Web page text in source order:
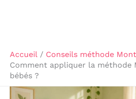
Accueil
Conseils méthode
Comment appliquer la méthode
bébés ?